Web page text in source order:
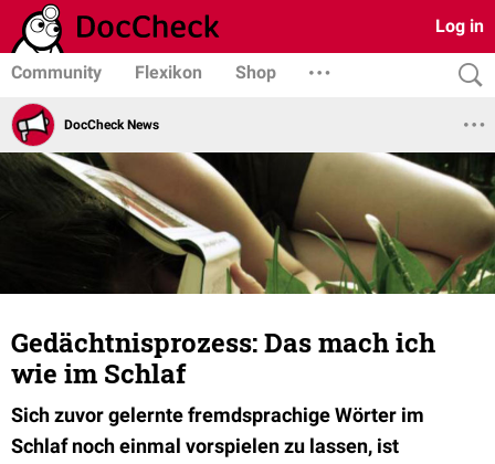
Log in
Community Flexikon Shop
DocCheck News
Gedächtnisprozess: Das mach ich
wie im Schlaf
Sich zuvor gelernte fremdsprachige Wörter im
Schlaf noch einmal vorspielen zu lassen, ist